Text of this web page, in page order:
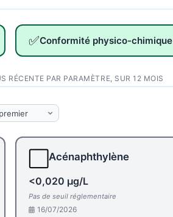
✅Conformité physico-chimique
RÉCENTE PAR PARAMÈTRE, SUR 12 MOIS
Acénaphthylène
<0,020 µg/L
Pas de seuil réglementaire
16/07/2026